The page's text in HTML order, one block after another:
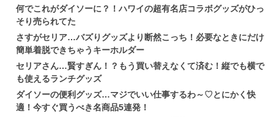
何でこれがダイソーに？！ハワイの超有名店コラボグッズがひっ
そり売られてた
さすがセリア…バズりグッズより断然こっち！必要なときにだけ
簡単着脱できちゃうキーホルダー
セリアさん…賢すぎん！？もう買い替えなくて済む！縦でも横で
も使えるランチグッズ
ダイソーの便利グッズ…マジでいい仕事するわ～♡とにかく快
適！今すぐ買うべき名商品5連発！